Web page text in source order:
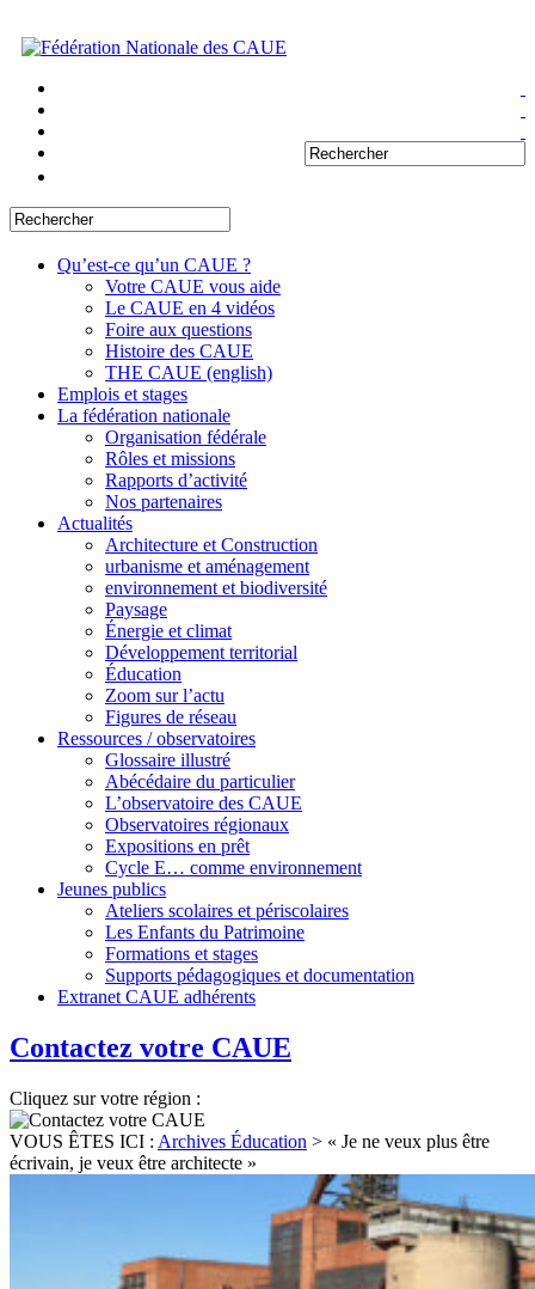
Qu’est-ce qu’un CAUE ?
Votre CAUE vous aide
Le CAUE en 4 vidéos
Foire aux questions
Histoire des CAUE
THE CAUE (english)
Emplois et stages
La fédération nationale
Organisation fédérale
Rôles et missions
Rapports d’activité
Nos partenaires
Actualités
Architecture et Construction
urbanisme et aménagement
environnement et biodiversité
Paysage
Énergie et climat
Développement territorial
Éducation
Zoom sur l’actu
Figures de réseau
Ressources / observatoires
Glossaire illustré
Abécédaire du particulier
L’observatoire des CAUE
Observatoires régionaux
Expositions en prêt
Cycle E… comme environnement
Jeunes publics
Ateliers scolaires et périscolaires
Les Enfants du Patrimoine
Formations et stages
Supports pédagogiques et documentation
Extranet CAUE adhérents
Contactez votre CAUE
Cliquez sur votre région :
VOUS ÊTES ICI : Archives Éducation > « Je ne veux plus être
écrivain, je veux être architecte »